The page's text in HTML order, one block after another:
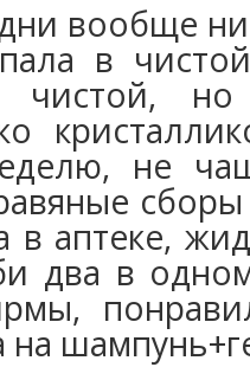
вообще
в
но
не
в аптеке,
два в